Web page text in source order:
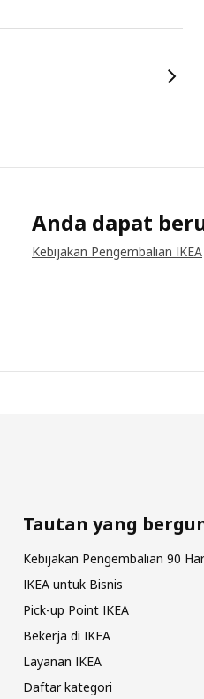
Anda dapat
Kebijakan Pengembalian IKEA
Tautan yang
Kebijakan Pengembalian 90
IKEA untuk Bisnis
Pick-up Point IKEA
Bekerja di IKEA
Layanan IKEA
Daftar kategori